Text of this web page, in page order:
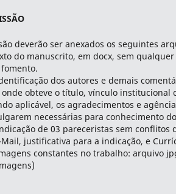
deverão ser anexados os seguintes
do manuscrito, em docx, sem
dos autores e demais
obteve o título, vínculo
aplicável, os agradecimentos e
necessárias para conhecimento
de 03 pareceristas sem
Mail, justificativa para a indicação, e
constantes no trabalho: arquivo